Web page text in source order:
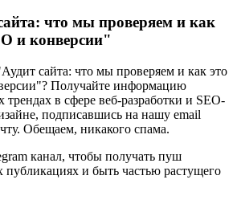
что мы проверяем и как
и конверсии"
сайта: что мы проверяем и как это
Получайте информацию
в сфере веб-разработки и SEO-
подписавшись на нашу email
Обещаем, никакого спама.
канал, чтобы получать пуш
и быть частью растущего